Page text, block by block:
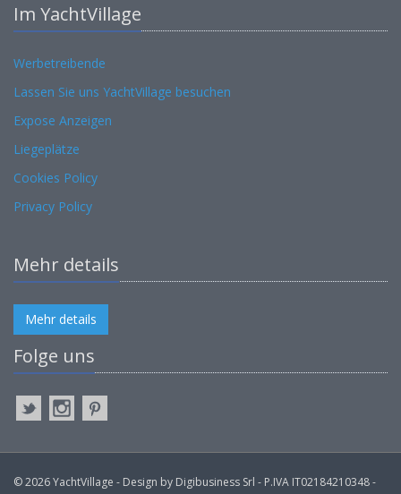
Im YachtVillage
Werbetreibende
Lassen Sie uns YachtVillage besuchen
Expose Anzeigen
Liegeplätze
Cookies Policy
Privacy Policy
Mehr details
Mehr details
Folge uns
© 2026 YachtVillage - Design by Digibusiness Srl - P.IVA IT02184210348 -